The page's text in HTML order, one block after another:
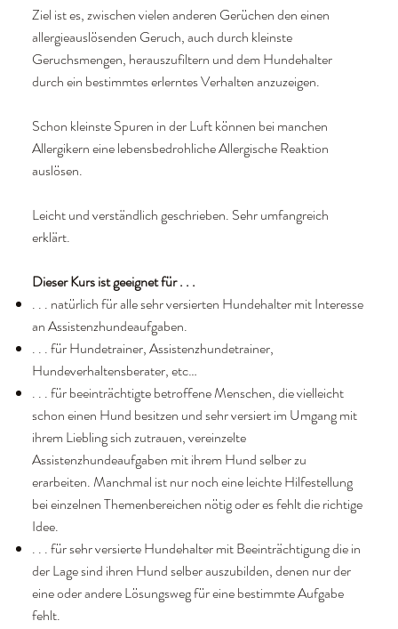
Ziel ist es, zwischen vielen anderen Gerüchen den einen
allergieauslösenden Geruch, auch durch kleinste
Geruchsmengen, herauszufiltern und dem Hundehalter
durch ein bestimmtes erlerntes Verhalten anzuzeigen.
Schon kleinste Spuren in der Luft können bei manchen
Allergikern eine lebensbedrohliche Allergische Reaktion
auslösen.
Leicht und verständlich geschrieben. Sehr umfangreich
erklärt.
Dieser Kurs ist geeignet für . . .
. . . natürlich für alle sehr versierten Hundehalter mit Interesse
an Assistenzhundeaufgaben.
. . . für Hundetrainer, Assistenzhundetrainer,
Hundeverhaltensberater, etc…
. . . für beeinträchtigte betroffene Menschen, die vielleicht
schon einen Hund besitzen und sehr versiert im Umgang mit
ihrem Liebling sich zutrauen, vereinzelte
Assistenzhundeaufgaben mit ihrem Hund selber zu
erarbeiten. Manchmal ist nur noch eine leichte Hilfestellung
bei einzelnen Themenbereichen nötig oder es fehlt die richtige
Idee.
. . . für sehr versierte Hundehalter mit Beeinträchtigung die in
der Lage sind ihren Hund selber auszubilden, denen nur der
eine oder andere Lösungsweg für eine bestimmte Aufgabe
fehlt.